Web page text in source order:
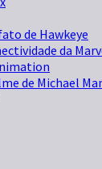
de Hawkeye
da
de Michael